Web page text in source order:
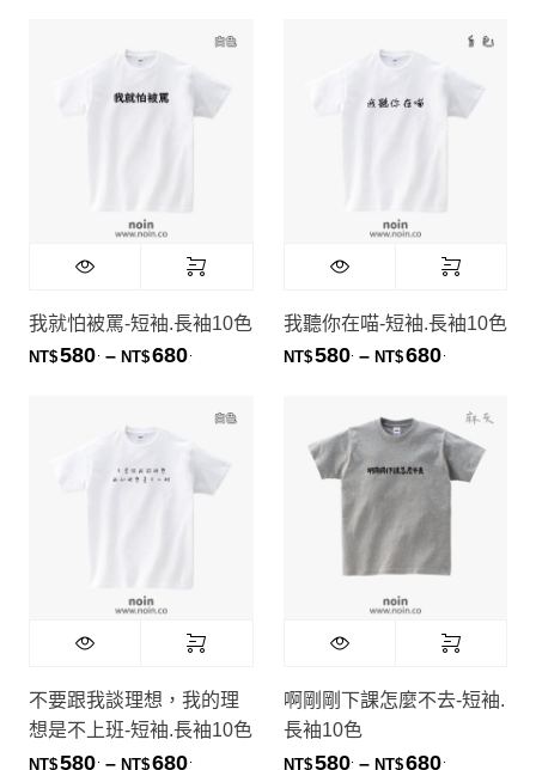
我就怕被罵-短袖.長袖10色
NT$580 – NT$680價格範圍：NT$580. 到 NT$680.
我聽你在喵-短袖.長袖10色
NT$580 – NT$680
不要跟我談理想，我的理
想是不上班-短袖.長袖10色
NT$580 – NT$680價格範圍：NT$580. 到 NT$680.
啊剛剛下課怎麼不去-短袖.
長袖10色
NT$580 – NT$680